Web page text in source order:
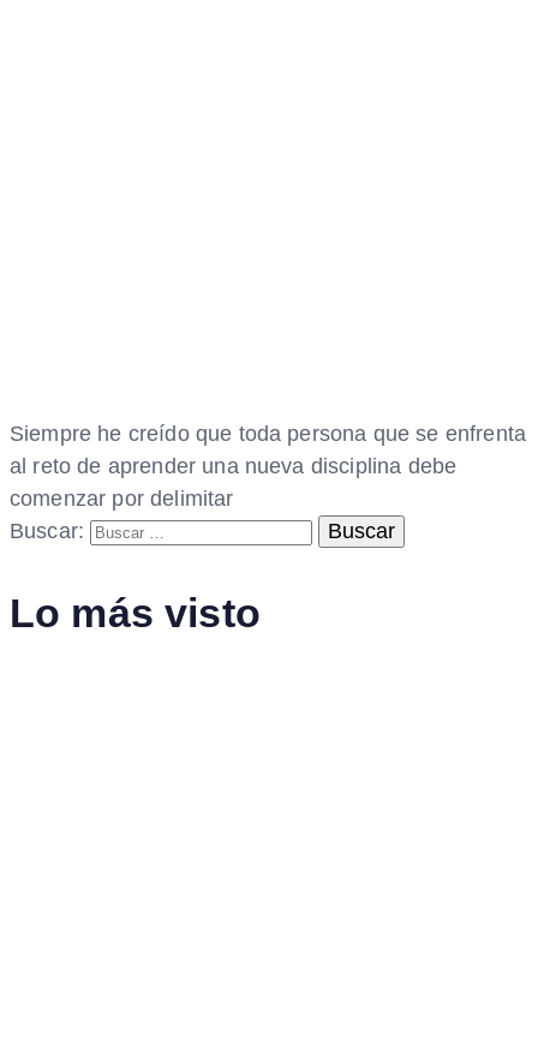
Siempre he creído que toda persona que se enfrenta
al reto de aprender una nueva disciplina debe
comenzar por delimitar
Buscar:
Lo más visto